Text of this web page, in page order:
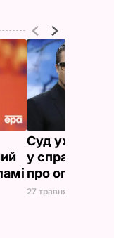
Суд ухвалив
у справі
про опіку над
27 травня, 11.09